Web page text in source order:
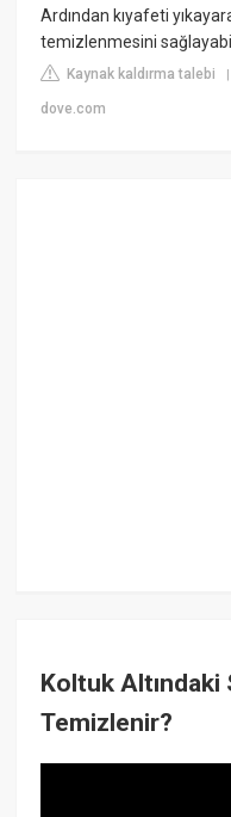
Ardından kıyafeti
temizlenmesini
Kaynak kaldırma talebi
dove.com
Koltuk Altındaki
Temizlenir?